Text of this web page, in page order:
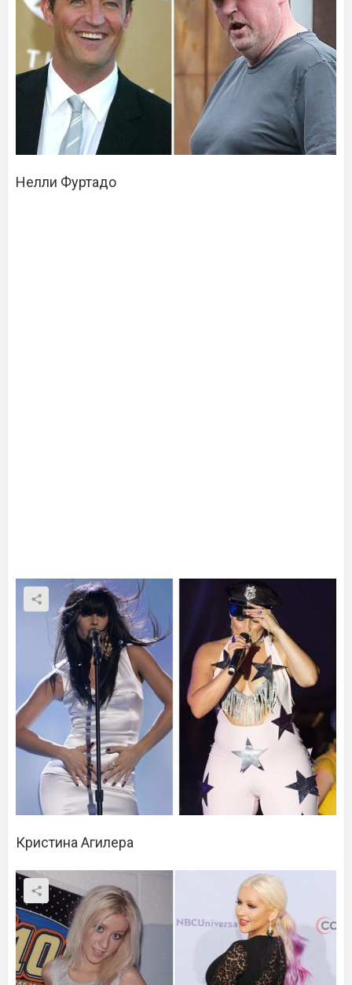
Нелли Фуртадо
Кристина Агилера